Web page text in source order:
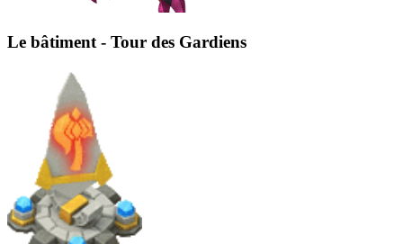
Le bâtiment - Tour des Gardiens